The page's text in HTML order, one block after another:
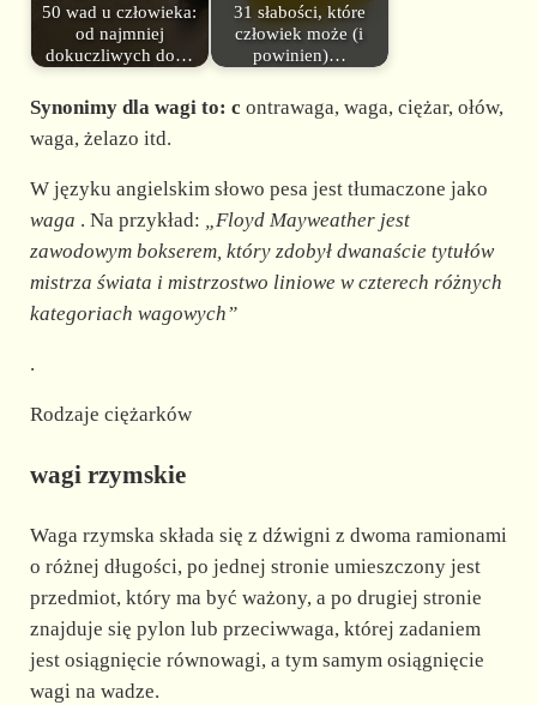
50 wad u człowieka:
od najmniej
dokuczliwych do…
31 słabości, które
człowiek może (i
powinien)…
Synonimy dla wagi to: c ontrawaga, waga, ciężar, ołów,
waga, żelazo itd.
W języku angielskim słowo pesa jest tłumaczone jako
waga . Na przykład: „Floyd Mayweather jest
zawodowym bokserem, który zdobył dwanaście tytułów
mistrza świata i mistrzostwo liniowe w czterech różnych
kategoriach wagowych”
.
Rodzaje ciężarków
wagi rzymskie
Waga rzymska składa się z dźwigni z dwoma ramionami
o różnej długości, po jednej stronie umieszczony jest
przedmiot, który ma być ważony, a po drugiej stronie
znajduje się pylon lub przeciwwaga, której zadaniem
jest osiągnięcie równowagi, a tym samym osiągnięcie
wagi na wadze.